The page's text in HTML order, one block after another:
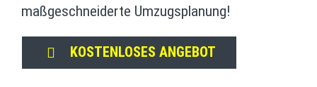
maßgeschneiderte Umzugsplanung!
KOSTENLOSES ANGEBOT